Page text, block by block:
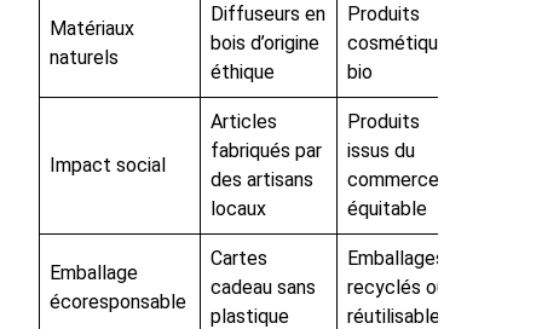
Matériaux
naturels
Diffuseurs en
bois d’origine
éthique
Produits
cosmétiques
bio
Impact social
Articles
fabriqués par
des artisans
locaux
Produits
issus du
commerce
équitable
Emballage
écoresponsable
Cartes
cadeau sans
plastique
Emballages
recyclés ou
réutilisables